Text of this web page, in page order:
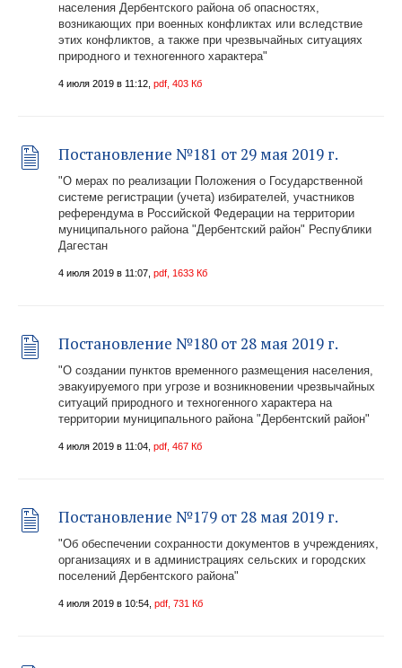
населения Дербентского района об опасностях,
возникающих при военных конфликтах или вследствие
этих конфликтов, а также при чрезвычайных ситуациях
природного и техногенного характера"
4 июля 2019 в 11:12, pdf, 403 Кб
Постановление №181 от 29 мая 2019 г.
"О мерах по реализации Положения о Государственной
системе регистрации (учета) избирателей, участников
референдума в Российской Федерации на территории
муниципального района "Дербентский район" Республики
Дагестан
4 июля 2019 в 11:07, pdf, 1633 Кб
Постановление №180 от 28 мая 2019 г.
"О создании пунктов временного размещения населения,
эвакуируемого при угрозе и возникновении чрезвычайных
ситуаций природного и техногенного характера на
территории муниципального района "Дербентский район"
4 июля 2019 в 11:04, pdf, 467 Кб
Постановление №179 от 28 мая 2019 г.
"Об обеспечении сохранности документов в учреждениях,
организациях и в администрациях сельских и городских
поселений Дербентского района"
4 июля 2019 в 10:54, pdf, 731 Кб